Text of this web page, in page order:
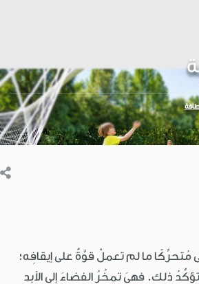
ما لم تعملْ قوَّةٌ على إيقافِه؛
تؤكِّدُ ذلك. فهيَ تمخُرُ الفضاءَ إلى الأبد